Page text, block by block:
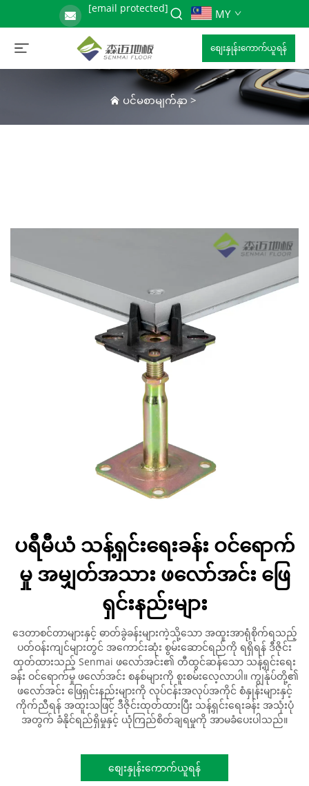
[email protected] MY
စျေးနှုန်းကောက်ယူရန်
ပင်မစာမျက်နှာ >
ပရီမီယံ သန့်ရှင်းရေးခန်း ဝင်ရောက်
မှု အမျှတ်အသား ဖလော်အင်း ဖြေ
ရှင်းနည်းများ
ဒေတာစင်တာများနှင့် ဓာတ်ခွဲခန်းများကဲ့သို့သော အထူးအာရုံစိုက်ရသည့်
ပတ်ဝန်းကျင်များတွင် အကောင်းဆုံး စွမ်းဆောင်ရည်ကို ရရှိရန် ဒီဇိုင်း
ထုတ်ထားသည့် Senmai ဖလော်အင်း၏ တီထွင်ဆန်သော သန့်ရှင်းရေး
ခန်း ဝင်ရောက်မှု ဖလော်အင်း စနစ်များကို စူးစမ်းလေ့လာပါ။ ကျွန်ုပ်တို့၏
ဖလော်အင်း ဖြေရှင်းနည်းများကို လုပ်ငန်းအလုပ်အကိုင် စံနှုန်းများနှင့်
ကိုက်ညီရန် အထူးသဖြင့် ဒီဇိုင်းထုတ်ထားပြီး သန့်ရှင်းရေးခန်း အသုံးပုံ
အတွက် ခံနိုင်ရည်ရှိမှုနှင့် ယုံကြည်စိတ်ချရမှုကို အာမခံပေးပါသည်။
စျေးနှုန်းကောက်ယူရန်